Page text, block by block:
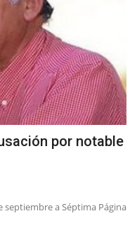
por notable
septiembre a Séptima Página